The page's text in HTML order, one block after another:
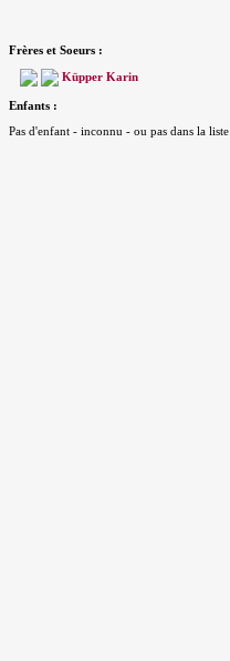
Frères et Soeurs :
Küpper Karin
Enfants :
Pas d'enfant - inconnu - ou pas dans la liste